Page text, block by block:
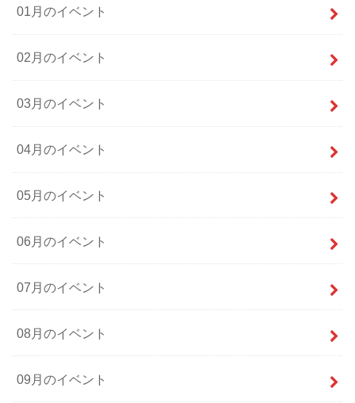
01月のイベント
02月のイベント
03月のイベント
04月のイベント
05月のイベント
06月のイベント
07月のイベント
08月のイベント
09月のイベント